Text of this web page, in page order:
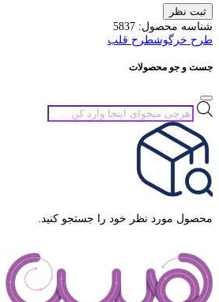
ثبت نظر
شناسه محصول: 5837
طرح خرگوشطرح قلب
جست و جو محصولات
جستجوی
محصولات
محصول مورد نظر خود را جستجو کنید.